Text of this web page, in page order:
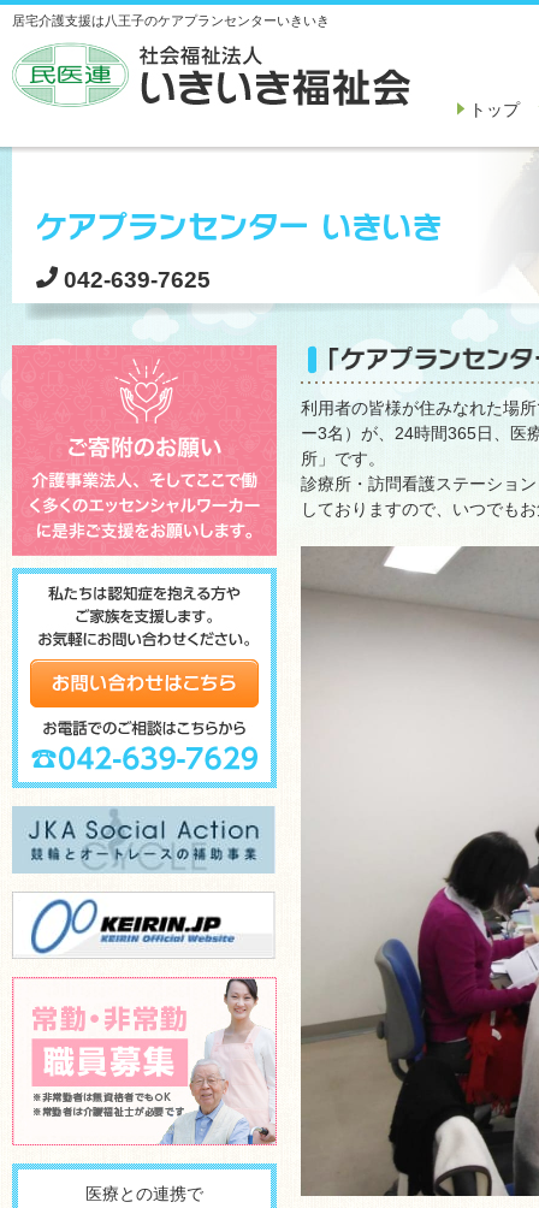
居宅介護支援は八王子のケアプランセンターいきいき
トップ
042-639-7625
利用者の皆様が住みなれた場
ー3名）が、24時間365日、医
所」です。
診療所・訪問看護ステーショ
しておりますので、いつでも
医療との連携で